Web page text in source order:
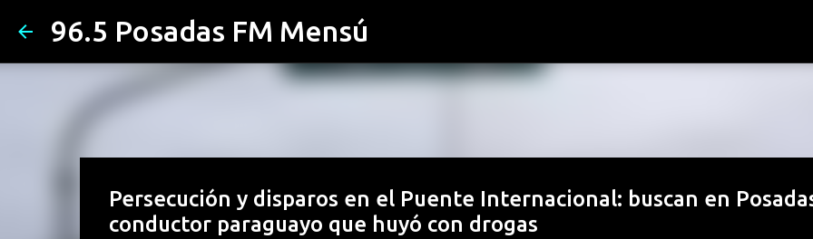
96.5 Posadas FM Mensú
Persecución y disparos en el Puente Internacional: buscan en
conductor paraguayo que huyó con drogas